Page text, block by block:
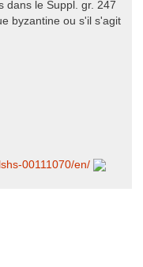
dans le Suppl. gr. 247
byzantine ou s'il s'agit
00111070/​en/​